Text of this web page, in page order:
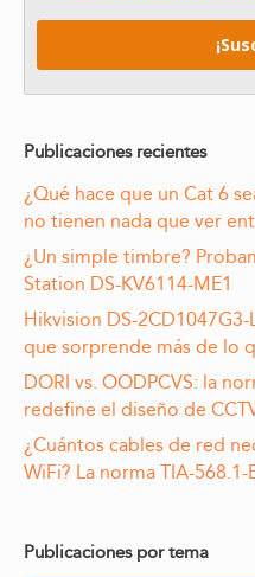
Publicaciones recientes
¿Qué hace que un Cat 6
no tienen nada que ver
¿Un simple timbre?
Station DS-KV6114-ME1
Hikvision DS-
que sorprende más de lo
DORI vs. OODPCVS: la
redefine el diseño de
¿Cuántos cables de red
WiFi? La norma TIA-568.1-
Publicaciones por tema